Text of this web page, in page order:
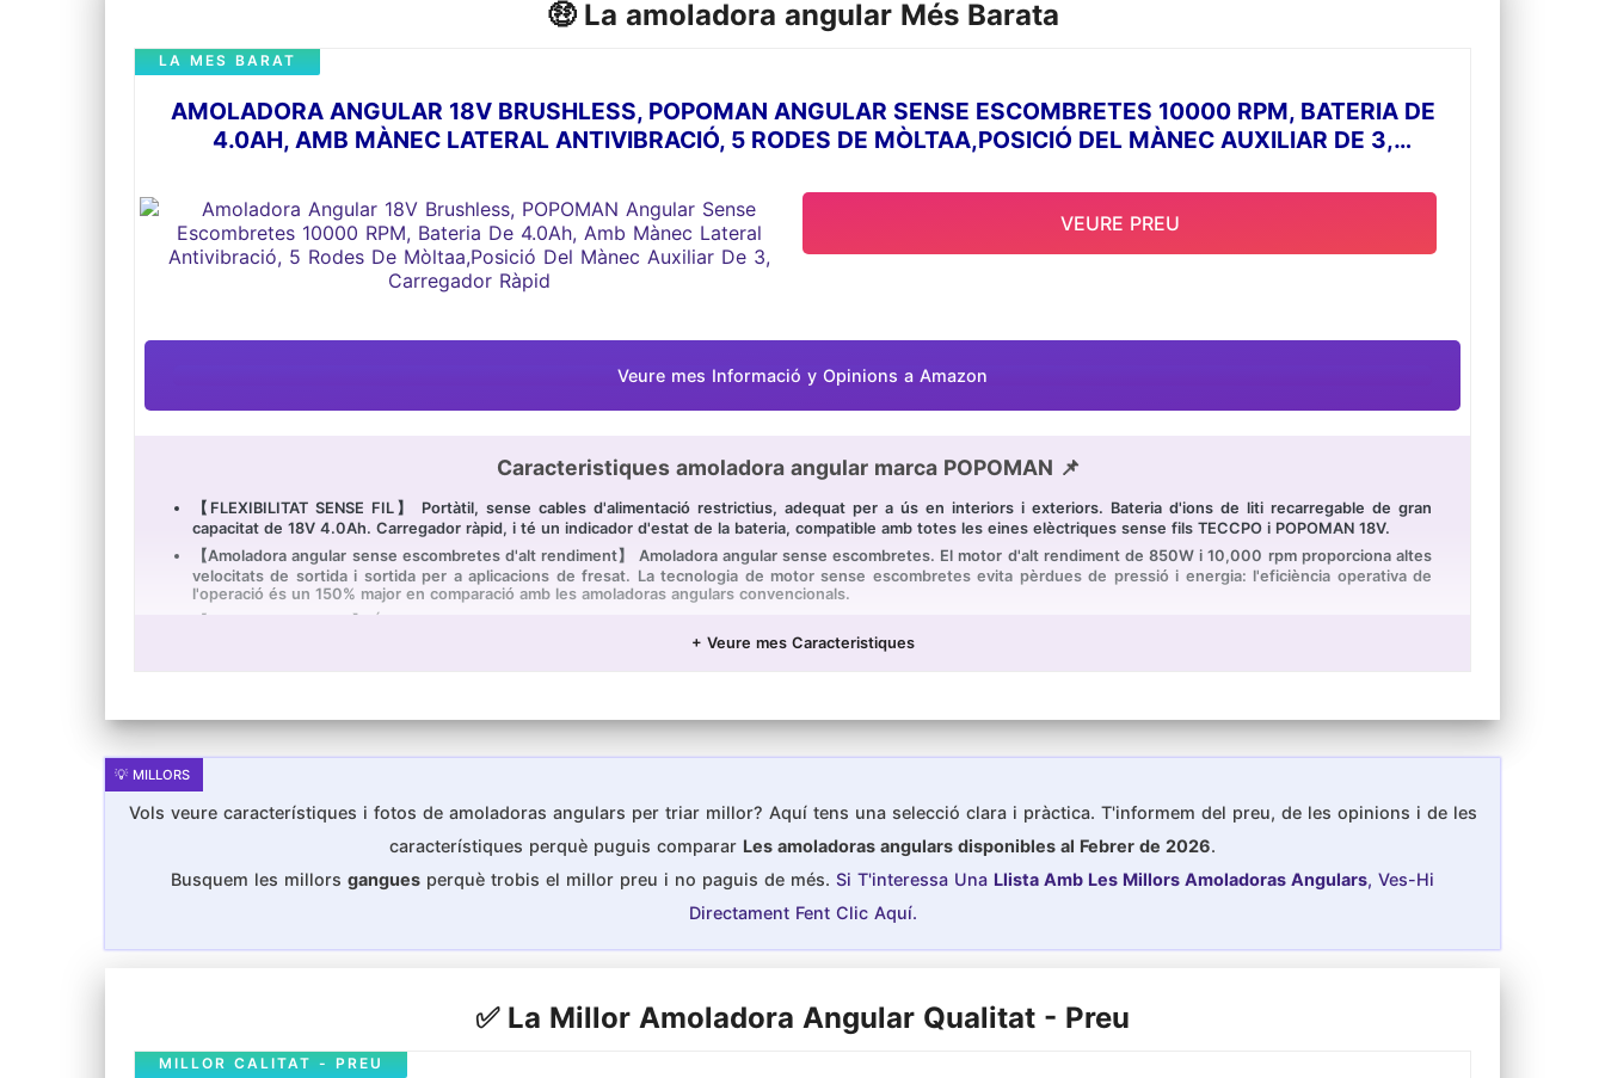
🤑 La amoladora angular Més Barata
AMOLADORA ANGULAR 18V BRUSHLESS, POPOMAN ANGULAR SENSE ESCOMBRETES 10000 RPM, BATERIA DE
4.0AH, AMB MÀNEC LATERAL ANTIVIBRACIÓ, 5 RODES DE MÒLTAA,POSICIÓ DEL MÀNEC AUXILIAR DE 3,
LA MES BARAT
Veure mes Informació y Opinions a Amazon
Caracteristiques amoladora angular marca POPOMAN 📌
【FLEXIBILITAT SENSE FIL】 Portàtil, sense cables d'alimentació restrictius, adequat per a ús en interiors i exteriors. Bateria d'ions de liti recarregable de gran
capacitat de 18V 4.0Ah. Carregador ràpid, i té un indicador d'estat de la bateria, compatible amb totes les eines elèctriques sense fils TECCPO i POPOMAN 18V.
【Amoladora angular sense escombretes d'alt rendiment】 Amoladora angular sense escombretes. El motor d'alt rendiment de 850W i 10,000 rpm proporciona altes
velocitats de sortida i sortida per a aplicacions de fresat. La tecnologia de motor sense escombretes evita pèrdues de pressió i energia: l'eficiència operativa de
l'operació és un 150% major en comparació amb les amoladoras angulars convencionals.
【Disseny ergonòmic】 És lleuger i compacte, fàcil de transportar. El disseny compacte i el baix pes és fàcil i còmode a mà. Posició del mànec auxiliar de 3 posicions
per a un millor control, comoditat i versatilitat en totes les aplicacions. i utilitzant una clau que li oferim, pot canviar els discos de manera ràpida i senzilla. A més, hi ha
innovadors orificis de ventilació ajuden a prevenir la pols i la brutícia, millorant el rendiment.
VEURE PREU
+ Veure mes Caracteristiques
Vols veure característiques i fotos de amoladoras angulars per triar millor? Aquí tens una selecció clara i pràctica. T'informem del preu, de les opinions i de les
característiques perquè puguis comparar Les amoladoras angulars disponibles al Febrer de 2026.
Busquem les millors gangues perquè trobis el millor preu i no paguis de més. Si T'interessa Una Llista Amb Les Millors Amoladoras Angulars, Ves-Hi
Directament Fent Clic Aquí.
✅ La Millor Amoladora Angular Qualitat - Preu
MILLOR CALITAT - PREU